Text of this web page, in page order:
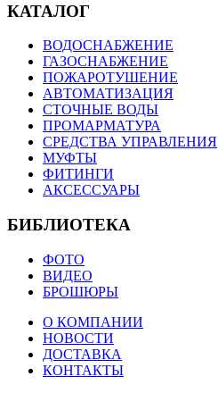
КАТАЛОГ
ВОДОСНАБЖЕНИЕ
ГАЗОСНАБЖЕНИЕ
ПОЖАРОТУШЕНИЕ
АВТОМАТИЗАЦИЯ
СТОЧНЫЕ ВОДЫ
ПРОМАРМАТУРА
СРЕДСТВА УПРАВЛЕНИЯ
МУФТЫ
ФИТИНГИ
АКСЕССУАРЫ
БИБЛИОТЕКА
ФОТО
ВИДЕО
БРОШЮРЫ
О КОМПАНИИ
НОВОСТИ
ДОСТАВКА
КОНТАКТЫ